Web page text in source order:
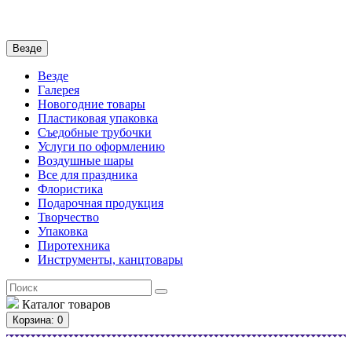
Везде
Везде
Галерея
Новогодние товары
Пластиковая упаковка
Съедобные трубочки
Услуги по оформлению
Воздушные шары
Все для праздника
Флористика
Подарочная продукция
Творчество
Упаковка
Пиротехника
Инструменты, канцтовары
Каталог товаров
Корзина: 0